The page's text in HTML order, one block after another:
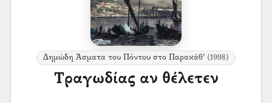
Δημώδη Άσματα του Πόντου στο Παρακάθ’ (1998)
Τραγωδίας αν θέλετεν